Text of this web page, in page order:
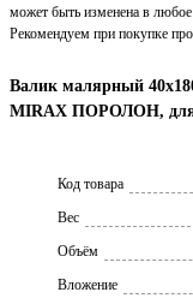
Валик малярный
MIRAX ПОРОЛОН,
Код товара
Вес
Объём
Вложение
может быть изменена в любое
Рекомендуем при покупке